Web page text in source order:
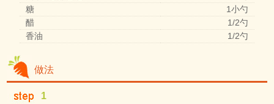
糖
1小勺
醋
1/2勺
香油
1/2勺
做法
1